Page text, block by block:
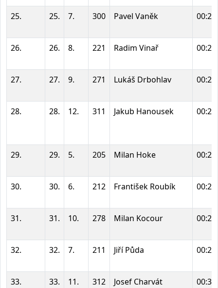
25. 25. 7. 300 Pavel Vaněk
26. 26. 8. 221 Radim Vinař
27. 27. 9. 271 Lukáš Drbohlav
28. 28. 12. 311 Jakub Hanousek
29. 29. 5. 205 Milan Hoke
30. 30. 6. 212 František Roubík
31. 31. 10. 278 Milan Kocour
32. 32. 7. 211 Jiří Půda
33. 33. 11. 312 Josef Charvát